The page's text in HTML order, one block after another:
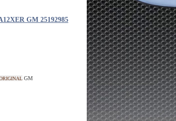
GM 25192985
GM